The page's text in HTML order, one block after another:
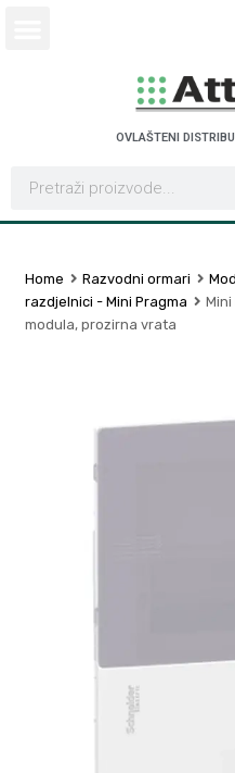
OVLAŠTENI
Home Razvodni ormari
razdjelnici - Mini Pragma
Mini
modula, prozirna vrata